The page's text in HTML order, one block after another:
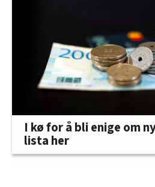
I kø for å bli enige om
lista her